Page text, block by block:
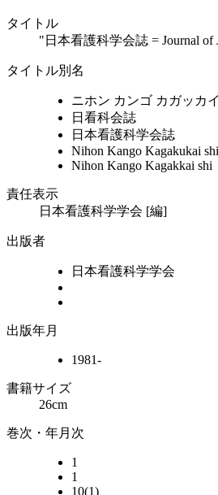
タイトル
"日本看護科学会誌 = Journal of
タイトル別名
ニホン カンゴ カガッカ
日看科会誌
日本看護科学会誌
Nihon Kango Kagakukai shi
Nihon Kango Kagakkai shi
責任表示
日本看護科学学会 [編]
出版者
日本看護科学学会
出版年月
1981-
書籍サイズ
26cm
巻次・年月次
1
1
10(1)